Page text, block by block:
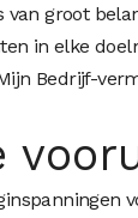
van groot
in elke
Bedrijf-